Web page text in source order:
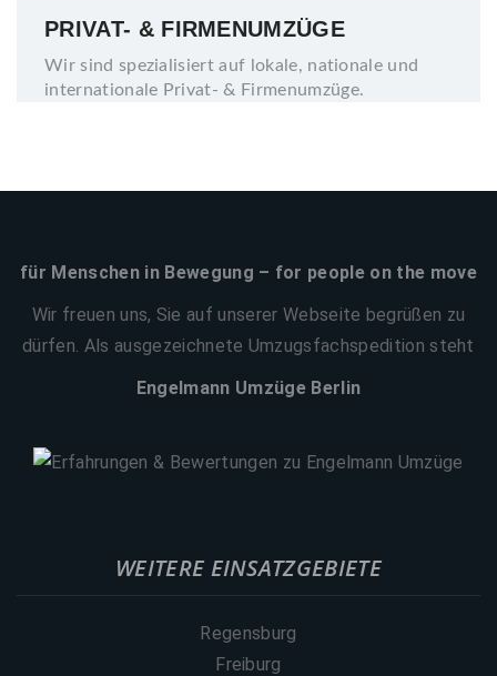
PRIVAT- & FIRMENUMZÜGE
Wir sind spezialisiert auf lokale, nationale und
internationale Privat- & Firmenumzüge.
für Menschen in Bewegung – for people on the move
Wir freuen uns, Sie auf unserer Webseite begrüßen zu
dürfen. Als ausgezeichnete Umzugsfachspedition steht
Engelmann Umzüge Berlin
WEITERE EINSATZGEBIETE
Regensburg
Freiburg